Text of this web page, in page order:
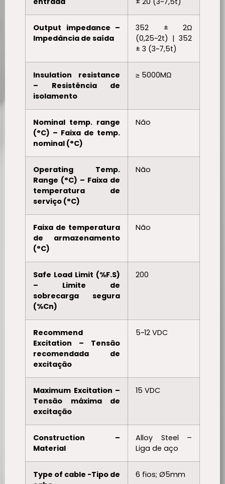
Output impedance –
Impedância de saída
352 ± 2Ω
(0,25~2t) | 352
± 3 (3~7,5t)
Insulation resistance
– Resistência de
isolamento
≥ 5000MΩ
Nominal temp. range
(°C) – Faixa de temp.
nominal (°C)
Não
Operating Temp.
Range (°C) – Faixa de
temperatura de
serviço (°C)
Não
Faixa de temperatura
de armazenamento
(°C)
Não
Safe Load Limit (%F.S)
– Limite de
sobrecarga segura
(%Cn)
200
Recommend
Excitation – Tensão
recomendada de
excitação
5~12 VDC
Maximum Excitation –
Tensão máxima de
excitação
15 VDC
Construction –
Material
Alloy Steel –
Liga de aço
Type of cable -Tipo de
6 fios; Ø5mm